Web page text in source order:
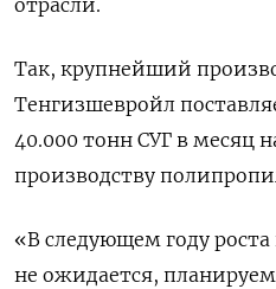
отрасли.
Так, крупнейший
Тенгизшевройл
40.000 тонн СУГ в месяц
производству
«В следующем году
не ожидается,